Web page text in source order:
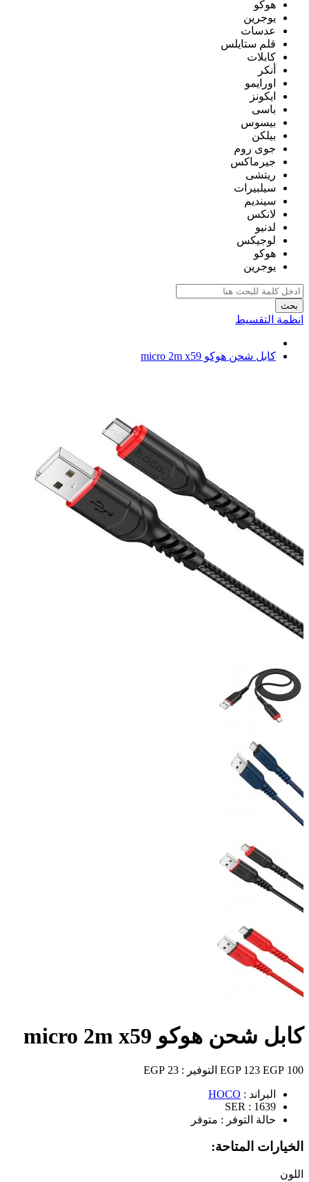
هوكو
يوجرين
عدسات
قلم ستايلس
كابلات
أنكر
اورايمو
ايكونز
باسى
بيسوس
بيلكن
جوى روم
جيرماكس
ريتشى
سيلبيرات
سينديم
لانكس
لدنيو
لوجيكس
هوكو
يوجرين
بحث
انظمة التقسيط
كابل شحن هوكو micro 2m x59
كابل شحن هوكو micro 2m x59
100 EGP
123 EGP التوفير : 23 EGP
البراند : HOCO
SER : 1639
حالة التوفر : متوفر
الخيارات المتاحة:
اللون